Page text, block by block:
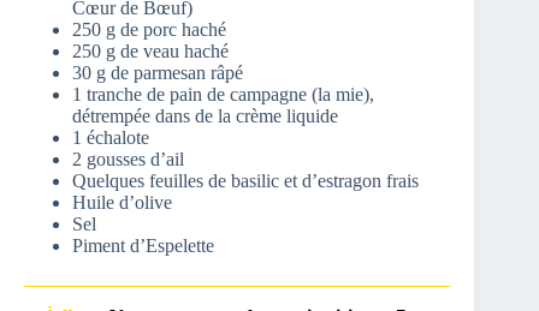
Cœur de Bœuf)
250 g de porc haché
250 g de veau haché
30 g de parmesan râpé
1 tranche de pain de campagne (la mie),
détrempée dans de la crème liquide
1 échalote
2 gousses d’ail
Quelques feuilles de basilic et d’estragon frais
Huile d’olive
Sel
Piment d’Espelette